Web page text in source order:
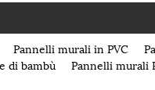
Pannelli murali in PVC
di bambù
Pannelli murali